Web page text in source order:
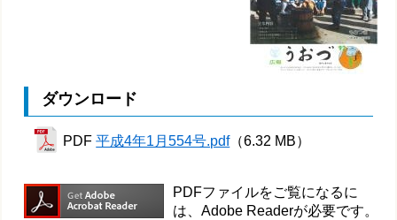
ダウンロード
PDF平成4年1月554号.pdf（6.32 MB）
PDFファイルをご覧になるに
は、Adobe Readerが必要です。